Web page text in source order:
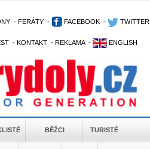
- FERÁTY - FACEBOOK - TWITTER
- KONTAKT - REKLAMA - ENGLISH
BĚŽCI TURISTÉ